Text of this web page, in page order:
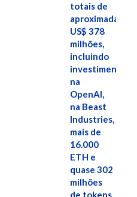
totais de
US$ 378
milhões,
incluindo
investimentos
na
OpenAI,
na Beast
Industries,
mais de
16.000
ETH e
quase 302
milhões
de tokens